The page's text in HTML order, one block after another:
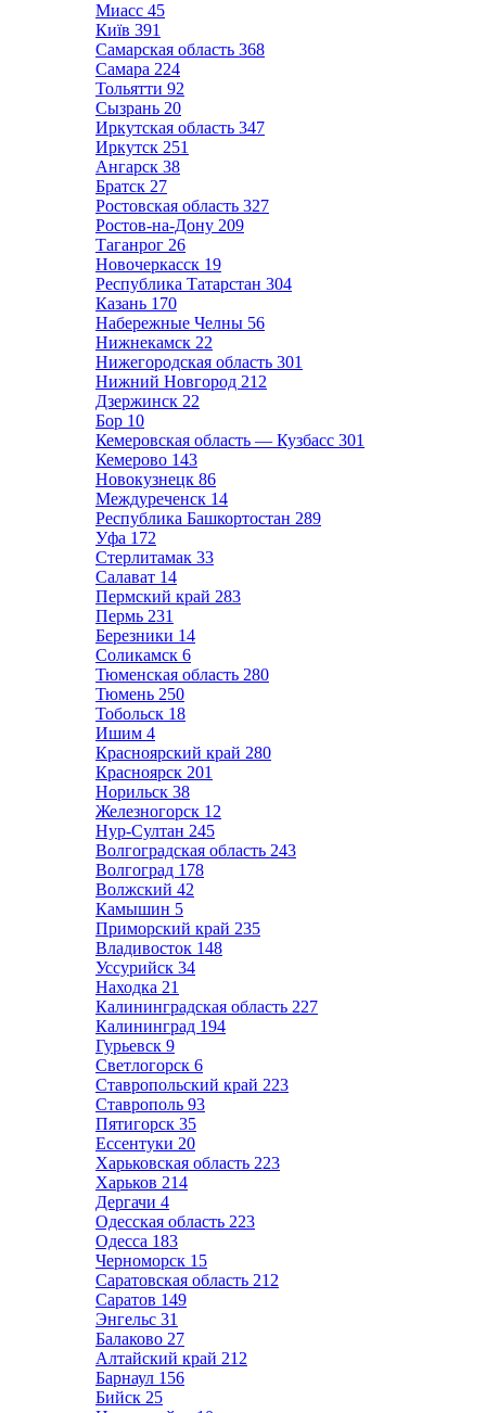
Миасс 45
Київ 391
Самарская область 368
Самара 224
Тольятти 92
Сызрань 20
Иркутская область 347
Иркутск 251
Ангарск 38
Братск 27
Ростовская область 327
Ростов-на-Дону 209
Таганрог 26
Новочеркасск 19
Республика Татарстан 304
Казань 170
Набережные Челны 56
Нижнекамск 22
Нижегородская область 301
Нижний Новгород 212
Дзержинск 22
Бор 10
Кемеровская область — Кузбасс 301
Кемерово 143
Новокузнецк 86
Междуреченск 14
Республика Башкортостан 289
Уфа 172
Стерлитамак 33
Салават 14
Пермский край 283
Пермь 231
Березники 14
Соликамск 6
Тюменская область 280
Тюмень 250
Тобольск 18
Ишим 4
Красноярский край 280
Красноярск 201
Норильск 38
Железногорск 12
Нур-Султан 245
Волгоградская область 243
Волгоград 178
Волжский 42
Камышин 5
Приморский край 235
Владивосток 148
Уссурийск 34
Находка 21
Калининградская область 227
Калининград 194
Гурьевск 9
Светлогорск 6
Ставропольский край 223
Ставрополь 93
Пятигорск 35
Ессентуки 20
Харьковская область 223
Харьков 214
Дергачи 4
Одесская область 223
Одесса 183
Черноморск 15
Саратовская область 212
Саратов 149
Энгельс 31
Балаково 27
Алтайский край 212
Барнаул 156
Бийск 25